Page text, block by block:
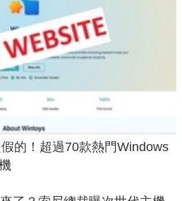
的！超過70款熱門Windows